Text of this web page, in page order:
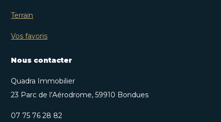
Terrain
Vos favoris
Nous contacter
Quadra Immobilier
23 Parc de l’Aérodrome, 59910 Bondues
07 75 76 28 82